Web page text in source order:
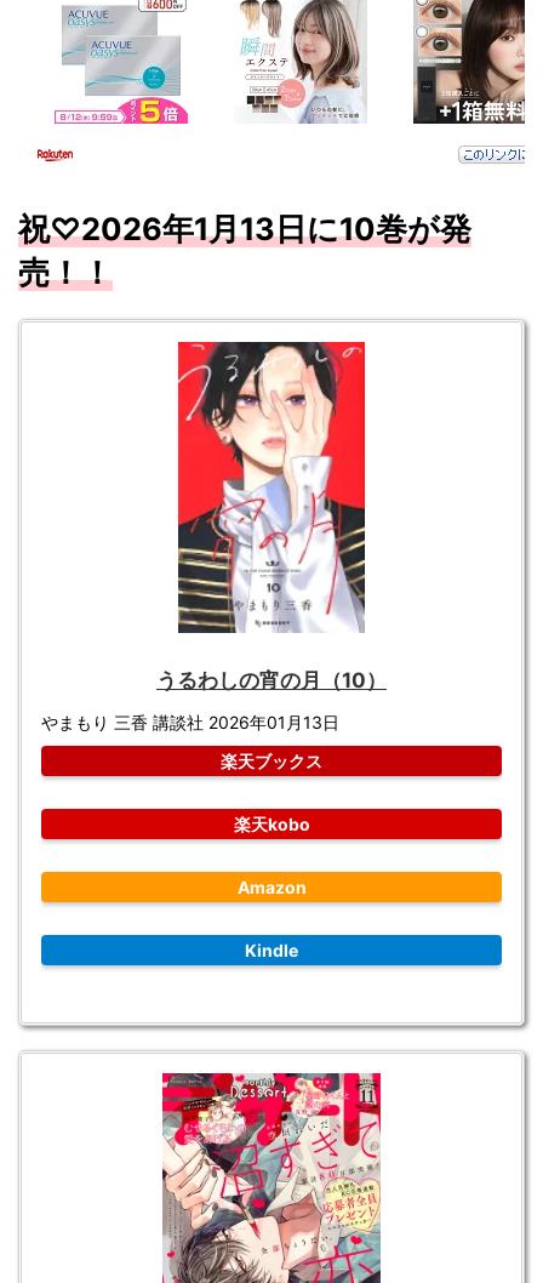
祝♡2026年1月13日に10巻が発
売！！
うるわしの宵の月（10）
やまもり 三香 講談社 2026年01月13日
楽天ブックス
楽天kobo
Amazon
Kindle